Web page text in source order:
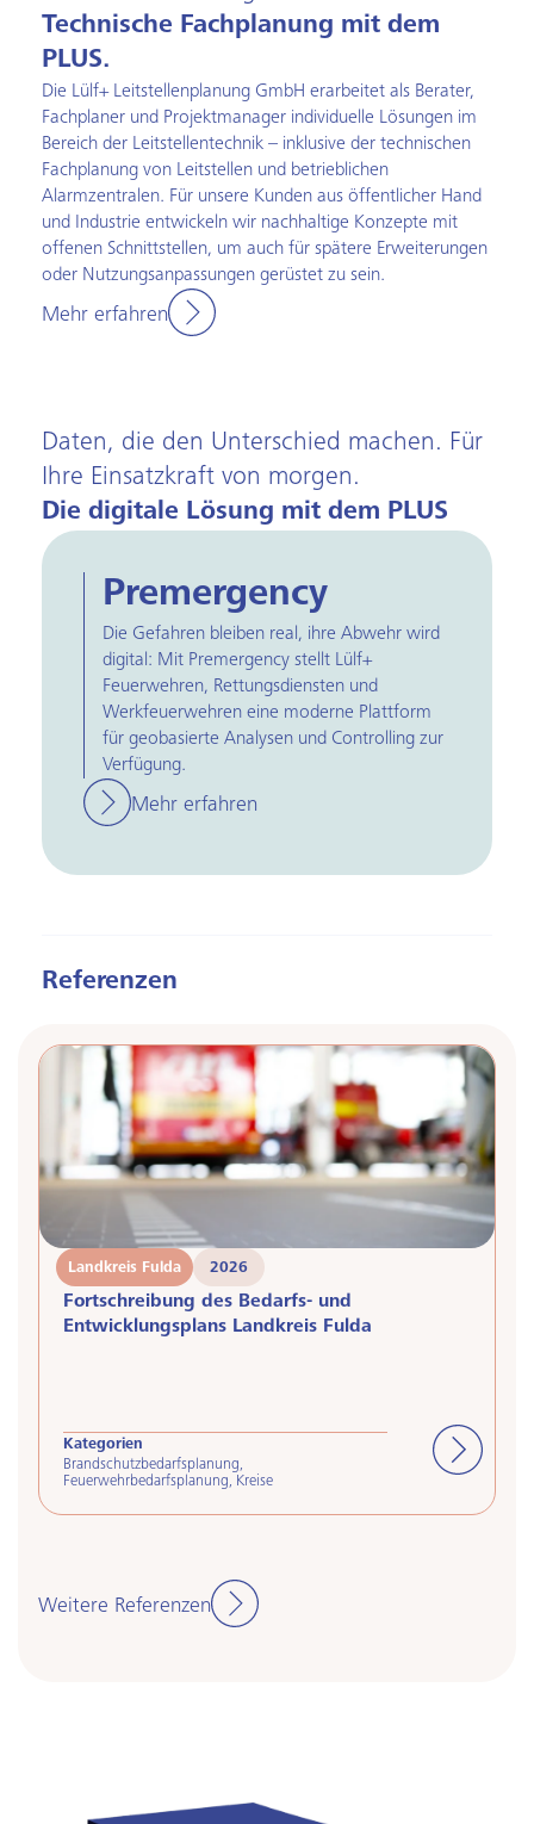
Technische Fachplanung mit dem
PLUS.
Die Lülf+ Leitstellenplanung GmbH erarbeitet als Berater,
Fachplaner und Projektmanager individuelle Lösungen im
Bereich der Leitstellentechnik – inklusive der technischen
Fachplanung von Leitstellen und betrieblichen
Alarmzentralen. Für unsere Kunden aus öffentlicher Hand
und Industrie entwickeln wir nachhaltige Konzepte mit
offenen Schnittstellen, um auch für spätere Erweiterungen
oder Nutzungsanpassungen gerüstet zu sein.
Mehr erfahren
Daten, die den Unterschied machen. Für
Ihre Einsatzkraft von morgen.
Die digitale Lösung mit dem PLUS
Premergency
Die Gefahren bleiben real, ihre Abwehr wird
digital: Mit Premergency stellt Lülf+
Feuerwehren, Rettungsdiensten und
Werkfeuerwehren eine moderne Plattform
für geobasierte Analysen und Controlling zur
Verfügung.
Mehr erfahren
Referenzen
Landkreis Fulda 2026
Fortschreibung des Bedarfs- und
Entwicklungsplans Landkreis Fulda
Kategorien
Brandschutzbedarfsplanung,
Feuerwehrbedarfsplanung, Kreise
Weitere Referenzen